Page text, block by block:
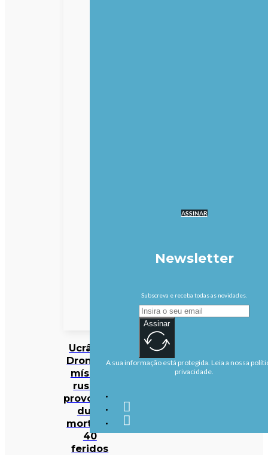
Ucrânia:
Drones e
mísseis
russos
provocam
duas
mortes e
40
feridos
ASSINAR
Newsletter
Subscreva e receba todas as novidades.
Assinar
A sua informação está protegida. Leia a nossa
privacidade.